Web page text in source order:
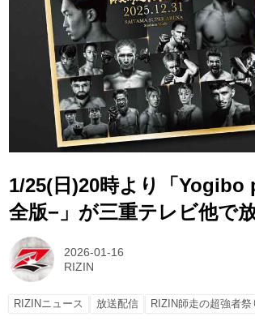
1/25(日)20時より「Yogibo
全版−」が三重テレビ他で
2026-01-16
RIZIN
RIZINニュース 放送配信 RIZIN師走の超強者祭